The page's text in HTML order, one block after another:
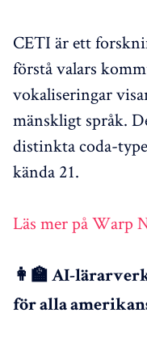
CETI är ett
förstå valars
vokaliseringar
mänskligt språk.
distinkta coda-
kända 21.
Läs mer på Warp
👩‍🏫 AI-
för alla